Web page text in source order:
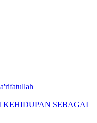
SEBAGAI